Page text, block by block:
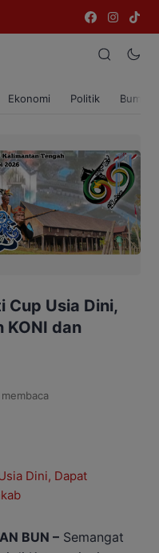
Ekonomi Politik Bumi
Cup Usia Dini,
KONI dan
BUN – Semangat